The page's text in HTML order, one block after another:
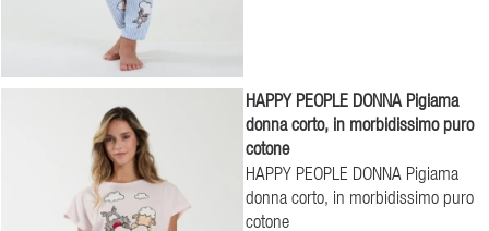
HAPPY PEOPLE DONNA Pigiama
donna corto, in morbidissimo puro
cotone
HAPPY PEOPLE DONNA Pigiama
donna corto, in morbidissimo puro
cotone